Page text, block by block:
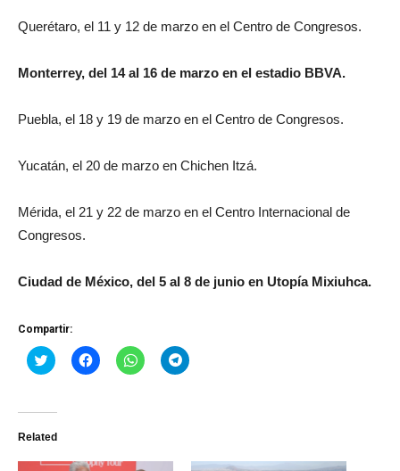
Querétaro, el 11 y 12 de marzo en el Centro de Congresos.
Monterrey, del 14 al 16 de marzo en el estadio BBVA.
Puebla, el 18 y 19 de marzo en el Centro de Congresos.
Yucatán, el 20 de marzo en Chichen Itzá.
Mérida, el 21 y 22 de marzo en el Centro Internacional de
Congresos.
Ciudad de México, del 5 al 8 de junio en Utopía Mixiuhca.
Compartir:
Haz
clic
Twitter
abre
una
Haz
clic
una
Haz
clic
una
Haz
clic
una
Related